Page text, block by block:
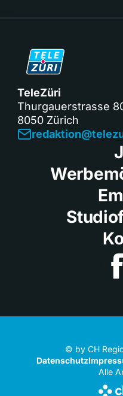
TeleZüri
Thurgauerstrasse
8050 Zürich
© by CH
Datenschutz
Alle